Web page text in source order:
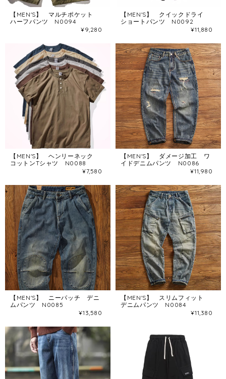
【MEN'S】 マルチポケット
ハーフパンツ N0094
¥9,280
【MEN'S】 クイックドライ
ショートパンツ N0092
¥11,880
【MEN'S】 ヘンリーネック
コットンTシャツ N0088
¥7,580
【MEN'S】 ダメージ加工 ワ
イドデニムパンツ N0086
¥11,980
【MEN'S】 ニーパッチ デニ
ムパンツ N0085
¥13,580
【MEN'S】 スリムフィット
デニムパンツ N0084
¥11,380